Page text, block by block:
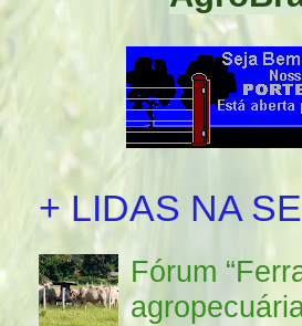
+ LIDAS NA
Fórum